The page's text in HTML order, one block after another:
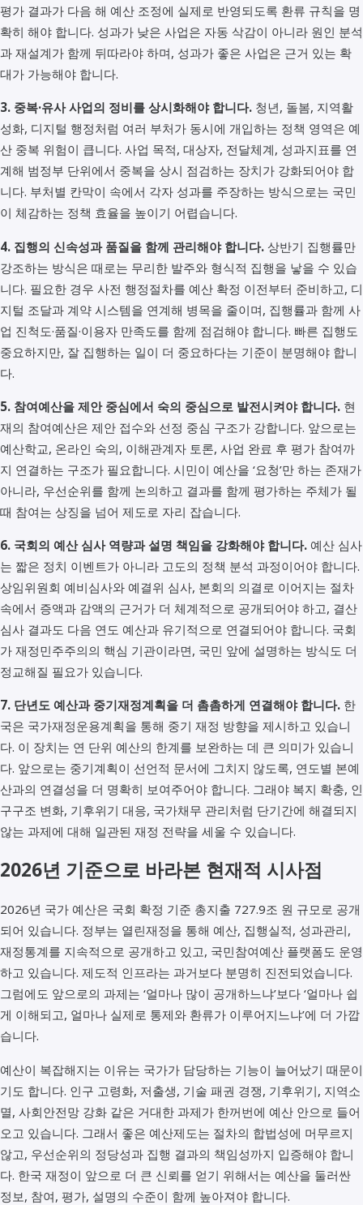
평가 결과가 다음 해 예산 조정에 실제로 반영되도록 환류 규칙을 명
확히 해야 합니다. 성과가 낮은 사업은 자동 삭감이 아니라 원인 분석
과 재설계가 함께 뒤따라야 하며, 성과가 좋은 사업은 근거 있는 확
대가 가능해야 합니다.
3. 중복·유사 사업의 정비를 상시화해야 합니다. 청년, 돌봄, 지역활
성화, 디지털 행정처럼 여러 부처가 동시에 개입하는 정책 영역은 예
산 중복 위험이 큽니다. 사업 목적, 대상자, 전달체계, 성과지표를 연
계해 범정부 단위에서 중복을 상시 점검하는 장치가 강화되어야 합
니다. 부처별 칸막이 속에서 각자 성과를 주장하는 방식으로는 국민
이 체감하는 정책 효율을 높이기 어렵습니다.
4. 집행의 신속성과 품질을 함께 관리해야 합니다. 상반기 집행률만
강조하는 방식은 때로는 무리한 발주와 형식적 집행을 낳을 수 있습
니다. 필요한 경우 사전 행정절차를 예산 확정 이전부터 준비하고, 디
지털 조달과 계약 시스템을 연계해 병목을 줄이며, 집행률과 함께 사
업 진척도·품질·이용자 만족도를 함께 점검해야 합니다. 빠른 집행도
중요하지만, 잘 집행하는 일이 더 중요하다는 기준이 분명해야 합니
다.
5. 참여예산을 제안 중심에서 숙의 중심으로 발전시켜야 합니다. 현
재의 참여예산은 제안 접수와 선정 중심 구조가 강합니다. 앞으로는
예산학교, 온라인 숙의, 이해관계자 토론, 사업 완료 후 평가 참여까
지 연결하는 구조가 필요합니다. 시민이 예산을 ‘요청’만 하는 존재가
아니라, 우선순위를 함께 논의하고 결과를 함께 평가하는 주체가 될
때 참여는 상징을 넘어 제도로 자리 잡습니다.
6. 국회의 예산 심사 역량과 설명 책임을 강화해야 합니다. 예산 심사
는 짧은 정치 이벤트가 아니라 고도의 정책 분석 과정이어야 합니다.
상임위원회 예비심사와 예결위 심사, 본회의 의결로 이어지는 절차
속에서 증액과 감액의 근거가 더 체계적으로 공개되어야 하고, 결산
심사 결과도 다음 연도 예산과 유기적으로 연결되어야 합니다. 국회
가 재정민주주의의 핵심 기관이라면, 국민 앞에 설명하는 방식도 더
정교해질 필요가 있습니다.
7. 단년도 예산과 중기재정계획을 더 촘촘하게 연결해야 합니다. 한
국은 국가재정운용계획을 통해 중기 재정 방향을 제시하고 있습니
다. 이 장치는 연 단위 예산의 한계를 보완하는 데 큰 의미가 있습니
다. 앞으로는 중기계획이 선언적 문서에 그치지 않도록, 연도별 본예
산과의 연결성을 더 명확히 보여주어야 합니다. 그래야 복지 확충, 인
구구조 변화, 기후위기 대응, 국가채무 관리처럼 단기간에 해결되지
않는 과제에 대해 일관된 재정 전략을 세울 수 있습니다.
2026년 기준으로 바라본 현재적 시사점
2026년 국가 예산은 국회 확정 기준 총지출 727.9조 원 규모로 공개
되어 있습니다. 정부는 열린재정을 통해 예산, 집행실적, 성과관리,
재정통계를 지속적으로 공개하고 있고, 국민참여예산 플랫폼도 운영
하고 있습니다. 제도적 인프라는 과거보다 분명히 진전되었습니다.
그럼에도 앞으로의 과제는 ‘얼마나 많이 공개하느냐’보다 ‘얼마나 쉽
게 이해되고, 얼마나 실제로 통제와 환류가 이루어지느냐’에 더 가깝
습니다.
예산이 복잡해지는 이유는 국가가 담당하는 기능이 늘어났기 때문이
기도 합니다. 인구 고령화, 저출생, 기술 패권 경쟁, 기후위기, 지역소
멸, 사회안전망 강화 같은 거대한 과제가 한꺼번에 예산 안으로 들어
오고 있습니다. 그래서 좋은 예산제도는 절차의 합법성에 머무르지
않고, 우선순위의 정당성과 집행 결과의 책임성까지 입증해야 합니
다. 한국 재정이 앞으로 더 큰 신뢰를 얻기 위해서는 예산을 둘러싼
정보, 참여, 평가, 설명의 수준이 함께 높아져야 합니다.